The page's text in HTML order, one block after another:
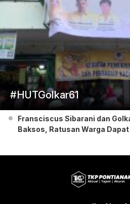
#HUTGolkar61
Fransciscus Sibarani dan
Baksos, Ratusan Warga